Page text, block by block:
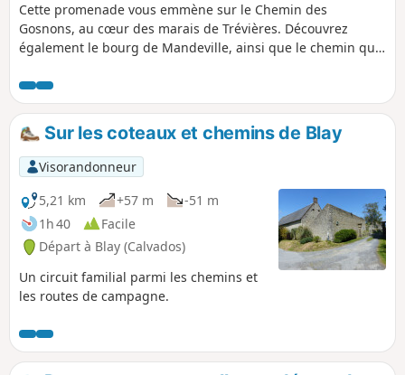
Cette promenade vous emmène sur le Chemin des
Gosnons, au cœur des marais de Trévières. Découvrez
également le bourg de Mandeville, ainsi que le chemin qui
ce chemin est difficilement praticable en hiver, compte tenu
de l'humidité des chemins et de la boue.
Sur les coteaux et chemins de Blay
Visorandonneur
5,21 km
+57 m
-51 m
1h 40
Facile
Départ à Blay (Calvados)
Un circuit familial parmi les chemins et
les routes de campagne.